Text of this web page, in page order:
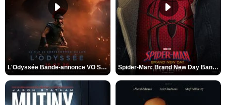
L'Odyssée Bande-annonce VO STFR Spider-Man: Brand New Day Bande-annonce VO STFR